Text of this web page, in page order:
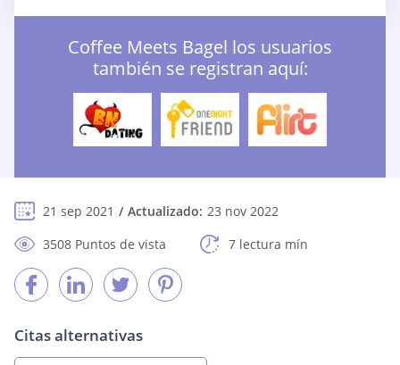
Coffee Meets Bagel los usuarios
también se registran aquí:
21 sep 2021 Actualizado: 23 nov 2022
3508 Puntos de vista
7 lectura mín
Citas alternativas